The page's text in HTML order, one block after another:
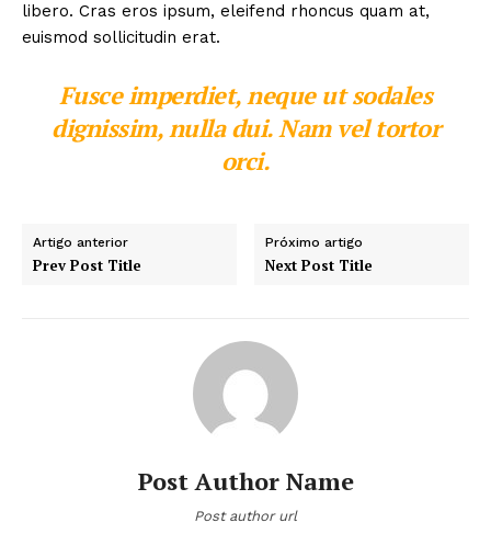
libero. Cras eros ipsum, eleifend rhoncus quam at,
euismod sollicitudin erat.
Fusce imperdiet, neque ut sodales
dignissim, nulla dui. Nam vel tortor
orci.
Artigo anterior
Prev Post Title
Próximo artigo
Next Post Title
Post Author Name
Post author url